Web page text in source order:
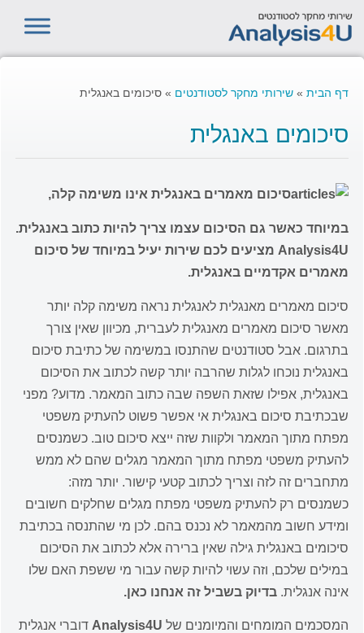
דף הבית » שירותי מחקר לסטודנטים » סיכומים באנגלית
סיכומים באנגלית
סיכום מאמרים באנגלית אינו משימה קלה,
במיוחד כאשר גם הסיכום עצמו צריך להיות כתוב באנגלית.
Analysis4U מציעים לכם שירות יעיל במיוחד של סיכום
מאמרים אקדמיים באנגלית.
סיכום מאמרים מאנגלית לאנגלית נראה משימה קלה יותר
מאשר סיכום מאמרים מאנגלית לעברית, מכיוון שאין צורך
בתרגום. אבל סטודנטים שהתנסו במשימה של כתיבת סיכום
באנגלית נוכחו לגלות שהרבה יותר קשה לכתוב את הסיכום
באנגלית, אפילו שזאת השפה שבה כתוב המאמר. מדוע? מפני
שבכתיבת סיכום באנגלית אי אפשר פשוט להעתיק משפטי
מפתח מתוך המאמר ולקוות שזה ייצא סיכום טוב. כשמנסים
להעתיק משפטי מפתח מתוך המאמר מגלים שהם לא ממש
מתחברים זה לזה וצריך לכתוב קטעי קישור. יותר מזה:
כשמנסים רק להעתיק משפטי מפתח מגלים שחלקים חשובים
ומידע חשוב מהמאמר לא נכנס בהם. לכן מי שהתנסה בכתיבת
סיכומים באנגלית גילה שאין ברירה אלא לכתוב את הסיכום
במילים שלכם, וזה עשוי להיות קשה עבור מי ששפת האם שלו
אינה אנגלית. בדיוק בשביל זה אנחנו כאן.
המסכמים המומחים והמיומנים של Analysis4U דוברי אנגלית